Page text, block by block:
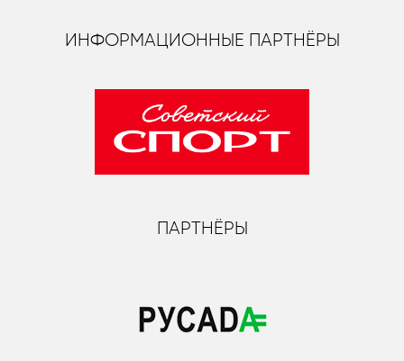
ИНФОРМАЦИОННЫЕ ПАРТНЁРЫ
ПАРТНЁРЫ